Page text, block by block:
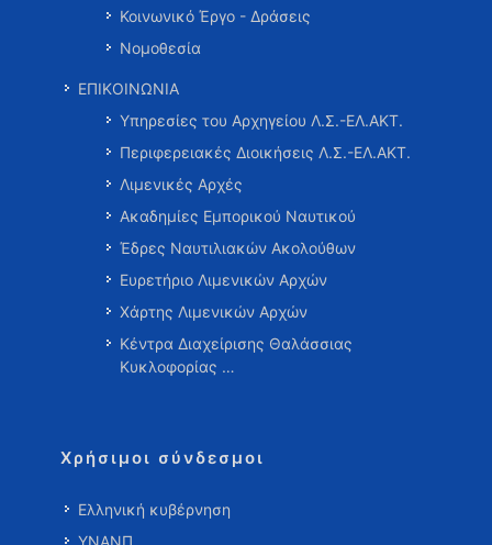
Κοινωνικό Έργο - Δράσεις
Νομοθεσία
ΕΠΙΚΟΙΝΩΝΙΑ
Υπηρεσίες του Αρχηγείου Λ.Σ.-ΕΛ.ΑΚΤ.
Περιφερειακές Διοικήσεις Λ.Σ.-ΕΛ.ΑΚΤ.
Λιμενικές Αρχές
Ακαδημίες Εμπορικού Ναυτικού
Έδρες Ναυτιλιακών Ακολούθων
Ευρετήριο Λιμενικών Αρχών
Χάρτης Λιμενικών Αρχών
Κέντρα Διαχείρισης Θαλάσσιας
Κυκλοφορίας …
Χρήσιμοι σύνδεσμοι
Ελληνική κυβέρνηση
ΥΝΑΝΠ